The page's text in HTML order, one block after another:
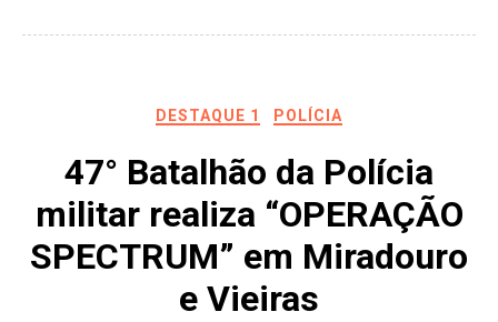
DESTAQUE 1 POLÍCIA
47° Batalhão da Polícia
militar realiza “OPERAÇÃO
SPECTRUM” em Miradouro
e Vieiras